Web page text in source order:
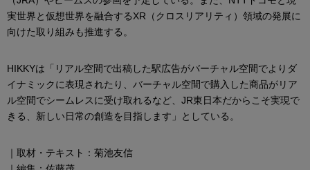
実世界と仮想世界を融合するXR（クロスリアリティ）領域の発展に
向けた取り組みも推進する。
HIKKYは「リアル空間で出稿した駅広告がバーチャル空間でよりダ
イナミックに表現されたり、バーチャル空間で購入した商品がリア
ル空間でシームレスに受け取れるなど、JR東日本だからこそ実現で
きる、新しい日常の創造を目指します」としている。
｜取材・テキスト：菊池友信